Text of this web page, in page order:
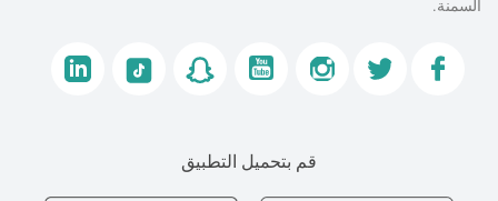
السمنة.
قم بتحميل التطبيق